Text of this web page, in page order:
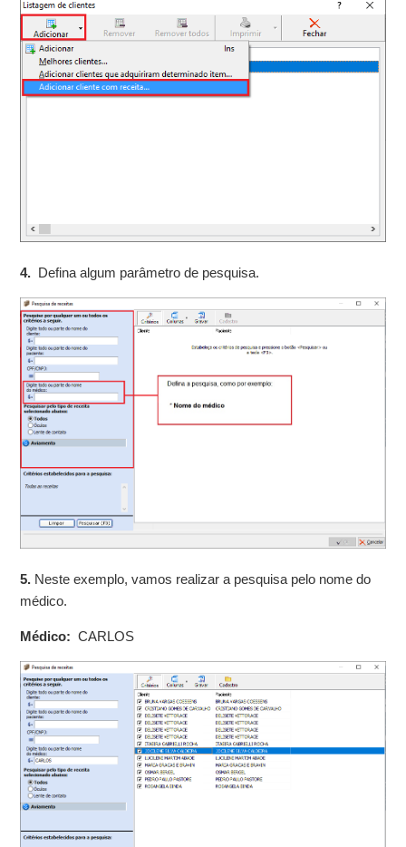
4. Defina algum parâmetro de pesquisa.
5. Neste exemplo, vamos realizar a pesquisa pelo nome do
médico.
Médico: CARLOS